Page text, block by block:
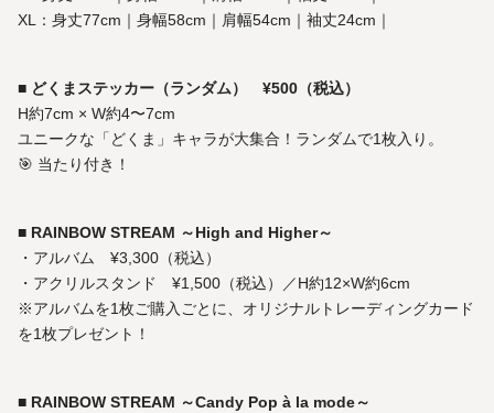
XL：身丈77cm｜身幅58cm｜肩幅54cm｜袖丈24cm｜
■ どくまステッカー（ランダム） ¥500（税込）
H約7cm × W約4〜7cm
ユニークな「どくま」キャラが大集合！ランダムで1枚入り。
🎯 当たり付き！
■ RAINBOW STREAM ～High and Higher～
・アルバム ¥3,300（税込）
・アクリルスタンド ¥1,500（税込）／H約12×W約6cm
※アルバムを1枚ご購入ごとに、オリジナルトレーディングカード
を1枚プレゼント！
■ RAINBOW STREAM ～Candy Pop à la mode～